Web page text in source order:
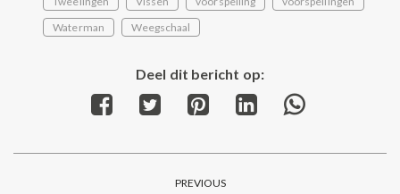
Waterman
Weegschaal
Deel dit bericht op:
Share
Facebook
Share
Twitter
Share
Pinterest
Share
LinkedInWhatsApp
PREVIOUS